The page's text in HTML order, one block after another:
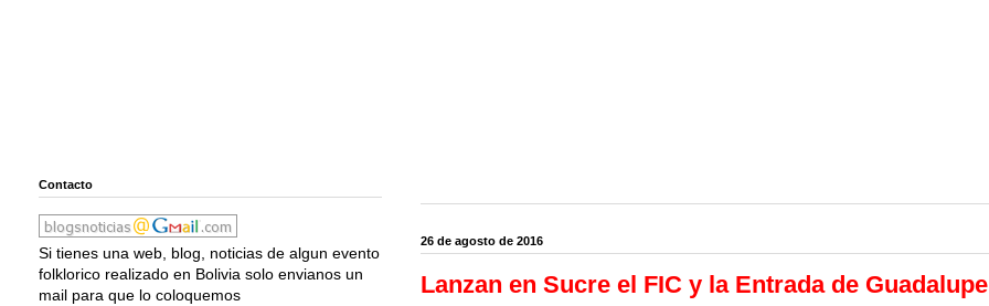
26 de agosto de 2016
Lanzan en Sucre el FIC y la Entrada de Guadalupe
Contacto
Si tienes una web, blog, noticias de algun evento
folklorico realizado en Bolivia solo envianos un
mail para que lo coloquemos